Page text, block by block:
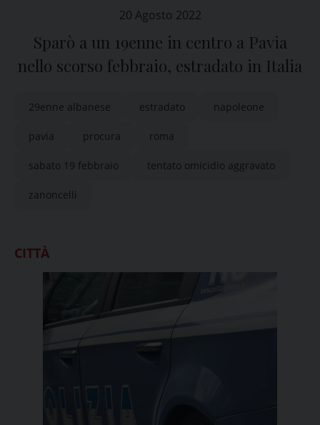
20 Agosto 2022
Sparò a un 19enne in centro a Pavia
nello scorso febbraio, estradato in Italia
29enne albanese estradato napoleone
pavia procura roma
sabato 19 febbraio tentato omicidio aggravato
zanoncelli
CITTÀ